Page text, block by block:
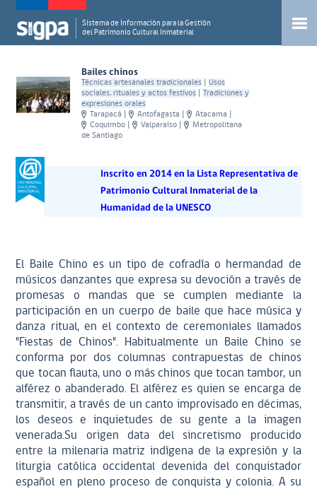
Sistema de Información para la Gestión
del Patrimonio Cultural Inmaterial
Bailes chinos
Técnicas artesanales tradicionales
Usos
sociales, rituales y actos festivos |Tradiciones y
expresiones orales
Tarapacá
| Antofagasta | Atacama
Coquimbo | Valparaíso |
Metropolitana
de Santiago
Inscrito en 2014 en la Lista Representativa de
Patrimonio Cultural Inmaterial de la
Humanidad de la UNESCO
El Baile Chino es un tipo de cofradía o hermandad de
músicos danzantes que expresa su devoción a través de
promesas o mandas que se cumplen mediante la
participación en un cuerpo de baile que hace música y
danza ritual, en el contexto de ceremoniales llamados
"Fiestas de Chinos". Habitualmente un Baile Chino se
conforma por dos columnas contrapuestas de chinos
que tocan flauta, uno o más chinos que tocan tambor, un
alférez o abanderado. El alférez es quien se encarga de
transmitir, a través de un canto improvisado en décimas,
los deseos e inquietudes de su gente a la imagen
venerada.Su origen data del sincretismo producido
entre la milenaria matriz indígena de la expresión y la
liturgia católica occidental devenida del conquistador
español en pleno proceso de conquista y colonia. A su